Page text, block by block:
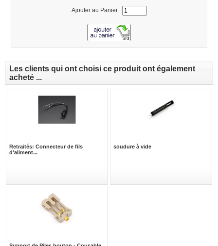
Ajouter au Panier :
Les clients qui ont choisi ce produit ont également
acheté ...
Retraités: Connecteur de fils
d'aliment...
soudure à vide